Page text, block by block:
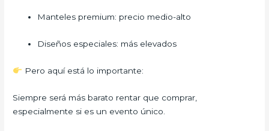
Manteles premium: precio medio-alto
Diseños especiales: más elevados
Pero aquí está lo importante:
Siempre será más barato rentar que comprar,
especialmente si es un evento único.